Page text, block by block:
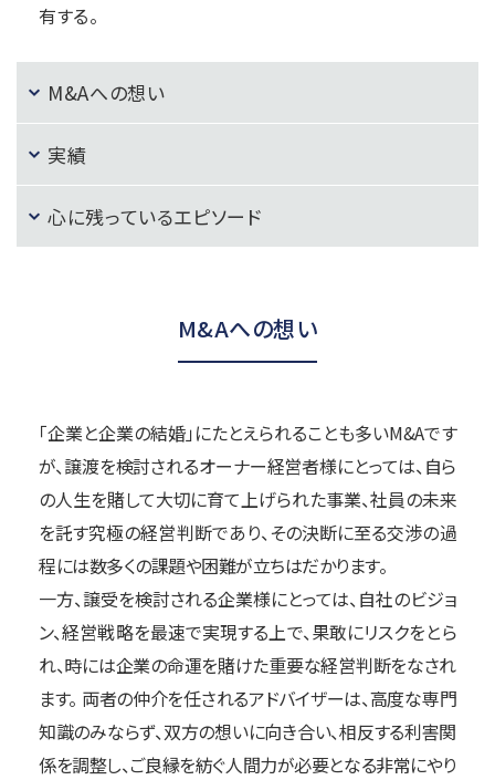
有する。
M&Aへの想い
実績
心に残っているエピソード
M&Aへの想い
「企業と企業の結婚」にたとえられることも多いM&Aです
が、譲渡を検討されるオーナー経営者様にとっては、自ら
の人生を賭して大切に育て上げられた事業、社員の未来
を託す究極の経営判断であり、その決断に至る交渉の過
程には数多くの課題や困難が立ちはだかります。
一方、譲受を検討される企業様にとっては、自社のビジョ
ン、経営戦略を最速で実現する上で、果敢にリスクをとら
れ、時には企業の命運を賭けた重要な経営判断をなされ
ます。 両者の仲介を任されるアドバイザーは、高度な専門
知識のみならず、双方の想いに向き合い、相反する利害関
係を調整し、ご良縁を紡ぐ人間力が必要となる非常にやり